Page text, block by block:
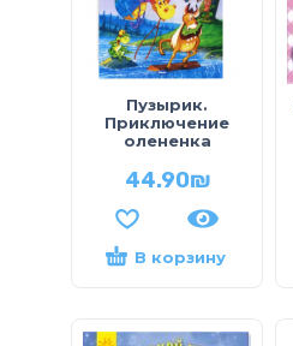
Пузырик.
Приключение
олененка
44.90₪
В корзину